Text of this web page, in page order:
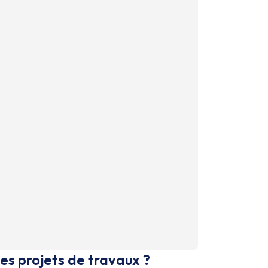
projets de travaux ?